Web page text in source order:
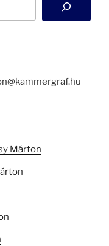
Márton